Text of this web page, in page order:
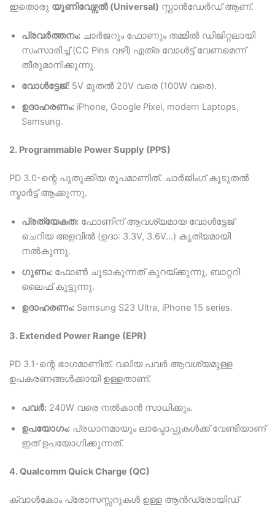
ഇതൊരു യൂണിവേഴ്സൽ (Universal) സ്റ്റാൻഡേർഡ് ആണ്.
പ്രവർത്തനം:ചാർജറും ഫോണും തമ്മിൽ ഡിജിറ്റലായി
സംസാരിച്ച് (CC Pins വഴി) എത്ര വോൾട്ട് വേണമെന്ന്
തീരുമാനിക്കുന്നു.
വോൾട്ടേജ്:5V മുതൽ 20V വരെ (100W വരെ).
ഉദാഹരണം:iPhone, Google Pixel, modern Laptops,
Samsung.
2. Programmable Power Supply (PPS)
PD 3.0-ന്റെ പുതുക്കിയ രൂപമാണിത്. ചാർജിംഗ് കൂടുതൽ
സ്മാർട്ട് ആക്കുന്നു.
പ്രത്യേകത:ഫോണിന് ആവശ്യമായ വോൾട്ടേജ്
ചെറിയ അളവിൽ (ഉദാ: 3.3V, 3.6V…) കൃത്യമായി
നൽകുന്നു.
ഗുണം:ഫോൺ ചൂടാകുന്നത് കുറയ്ക്കുന്നു, ബാറ്ററി
ലൈഫ് കൂട്ടുന്നു.
ഉദാഹരണം:Samsung S23 Ultra, iPhone 15 series.
3. Extended Power Range (EPR)
PD 3.1-ന്റെ ഭാഗമാണിത്. വലിയ പവർ ആവശ്യമുള്ള
ഉപകരണങ്ങൾക്കായി ഉള്ളതാണ്.
പവർ:240W വരെ നൽകാൻ സാധിക്കും.
ഉപയോഗം:പ്രധാനമായും ലാപ്ടോപ്പുകൾക്ക് വേണ്ടിയാണ്
ഇത് ഉപയോഗിക്കുന്നത്.
4. Qualcomm Quick Charge (QC)
ക്വാൾകോം പ്രോസസ്സറുകൾ ഉള്ള ആൻഡ്രോയിഡ്